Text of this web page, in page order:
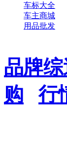
车标大全
车主商城
用品批发
品牌
购
行